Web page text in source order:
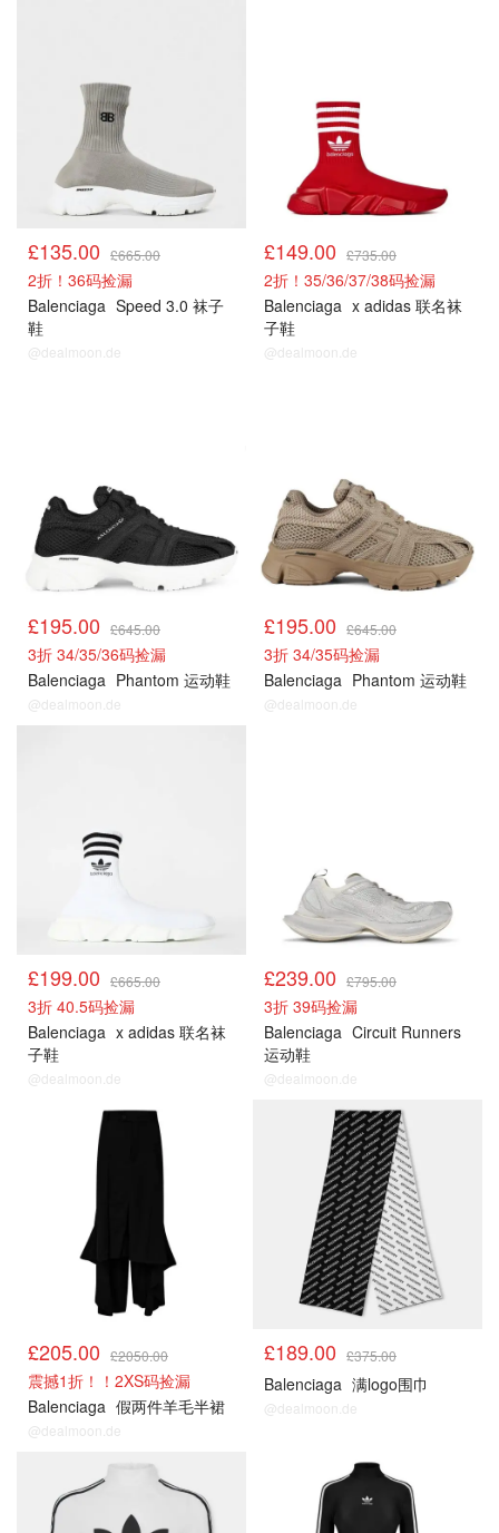
£135.00 £665.00
2折！36码捡漏
Balenciaga Speed 3.0 袜子
鞋
@dealmoon.de
£149.00 £735.00
2折！35/36/37/38码捡漏
Balenciaga x adidas 联名袜
子鞋
@dealmoon.de
£195.00 £645.00
3折 34/35/36码捡漏
Balenciaga Phantom 运动鞋
@dealmoon.de
£195.00 £645.00
3折 34/35码捡漏
Balenciaga Phantom 运动鞋
@dealmoon.de
£199.00 £665.00
3折 40.5码捡漏
Balenciaga x adidas 联名袜
子鞋
@dealmoon.de
£239.00 £795.00
3折 39码捡漏
Balenciaga Circuit Runners
运动鞋
@dealmoon.de
£205.00 £2050.00
震撼1折！！2XS码捡漏
Balenciaga 假两件羊毛半裙
@dealmoon.de
£189.00 £375.00
Balenciaga 满logo围巾
@dealmoon.de